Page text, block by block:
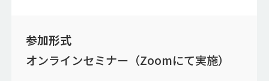
参加形式
オンラインセミナー（Zoomにて実施）